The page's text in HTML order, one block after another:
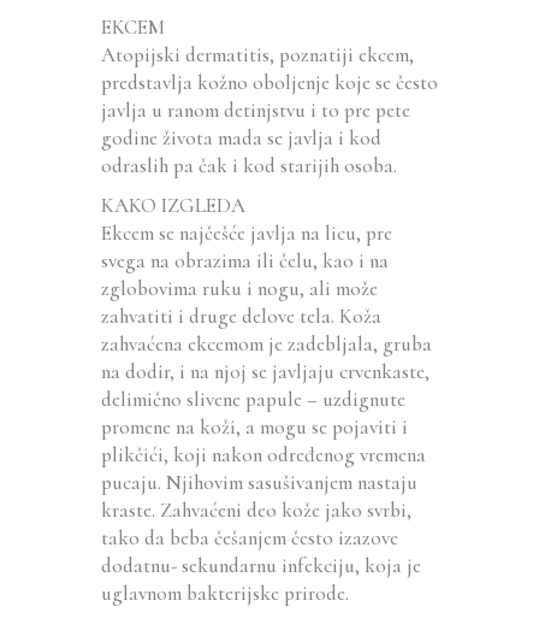
EKCEM
Atopijski dermatitis, poznatiji ekcem,
predstavlja kožno oboljenje koje se često
javlja u ranom detinjstvu i to pre pete
godine života mada se javlja i kod
odraslih pa čak i kod starijih osoba.
KAKO IZGLEDA
Ekcem se najčešće javlja na licu, pre
svega na obrazima ili čelu, kao i na
zglobovima ruku i nogu, ali može
zahvatiti i druge delove tela. Koža
zahvaćena ekcemom je zadebljala, gruba
na dodir, i na njoj se javljaju crvenkaste,
delimično slivene papule – uzdignute
promene na koži, a mogu se pojaviti i
plikčići, koji nakon određenog vremena
pucaju. Njihovim sasušivanjem nastaju
kraste. Zahvaćeni deo kože jako svrbi,
tako da beba češanjem često izazove
dodatnu- sekundarnu infekciju, koja je
uglavnom bakterijske prirode.